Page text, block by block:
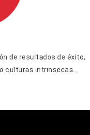
de resultados de éxito,
culturas intrinsecas...